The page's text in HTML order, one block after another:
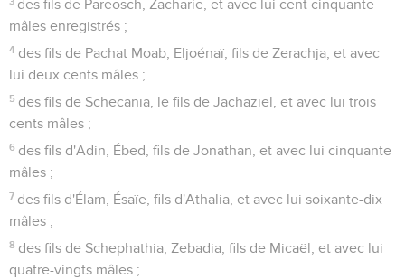
des fils de Pareosch, Zacharie, et avec lui cent cinquante
mâles enregistrés ;
4 des fils de Pachat Moab, Eljoénaï, fils de Zerachja, et avec
lui deux cents mâles ;
5 des fils de Schecania, le fils de Jachaziel, et avec lui trois
cents mâles ;
6 des fils d'Adin, Ébed, fils de Jonathan, et avec lui cinquante
mâles ;
7 des fils d'Élam, Ésaïe, fils d'Athalia, et avec lui soixante-dix
mâles ;
8 des fils de Schephathia, Zebadia, fils de Micaël, et avec lui
quatre-vingts mâles ;